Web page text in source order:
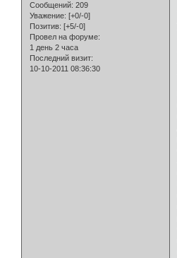
Сообщений: 209
Уважение: [+0/-0]
Позитив: [+5/-0]
Провел на форуме:
1 день 2 часа
Последний визит:
10-10-2011 08:36:30